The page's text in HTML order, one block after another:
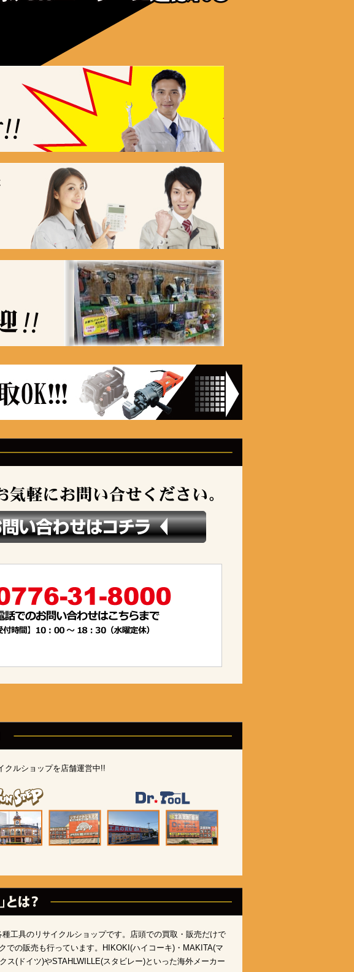
クルショップを店舗運営中!!
工具のリサイクルショップです。店頭での買取・販売だけで
での販売も行っています。HIKOKI(ハイコーキ)・MAKITA(マ
ス(ドイツ)やSTAHLWILLE(スタビレー)といった海外メーカー